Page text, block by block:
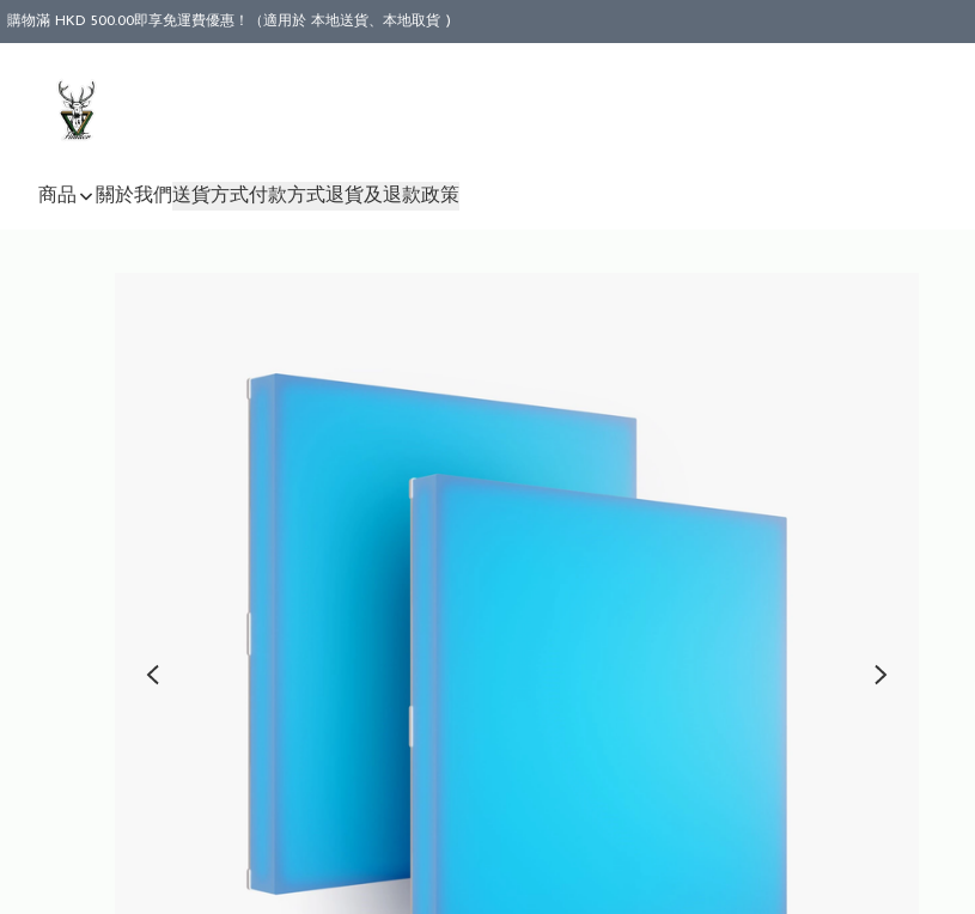
購物滿 HKD 500.00即享免運費優惠！（適用於 本地送貨、本地取貨 )
商品 關於我們送貨方式付款方式退貨及退款政策